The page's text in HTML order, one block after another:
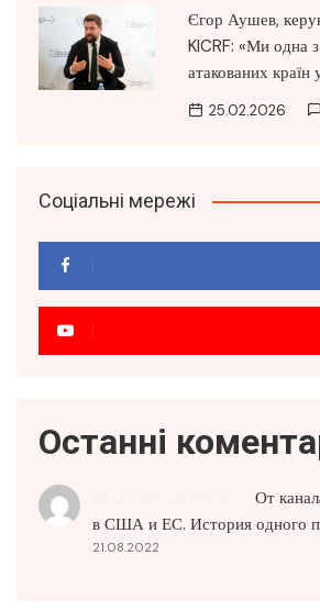
Єгор Аушев,
KICRF: «Ми одна
атакованих країн
25.02.2026
Соціальні мережі
Останні
От
в США и ЕС. История одного
21.08.2022